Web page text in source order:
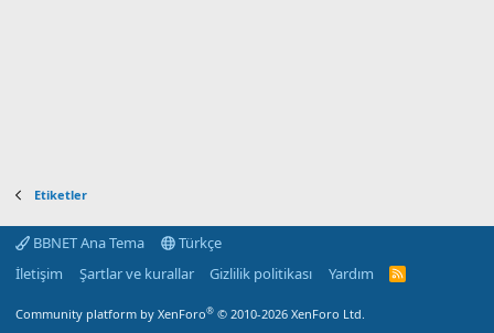
Etiketler
BBNET Ana Tema
Türkçe
İletişim
Şartlar ve kurallar Gizlilik politikası Yardım
R
Community platform by XenForo® © 2010-2026 XenForo Ltd.